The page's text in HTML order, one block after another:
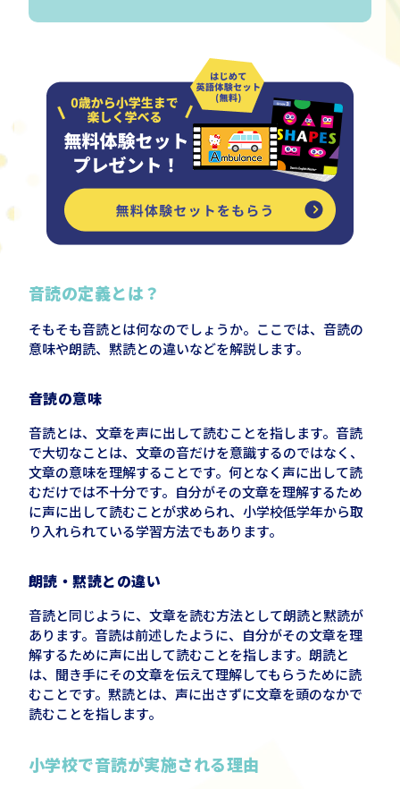
音読の定義とは？
そもそも音読とは何なのでしょうか。ここでは、音読の
意味や朗読、黙読との違いなどを解説します。
音読の意味
音読とは、文章を声に出して読むことを指します。音読
で大切なことは、文章の音だけを意識するのではなく、
文章の意味を理解することです。何となく声に出して読
むだけでは不十分です。自分がその文章を理解するため
に声に出して読むことが求められ、小学校低学年から取
り入れられている学習方法でもあります。
朗読・黙読との違い
音読と同じように、文章を読む方法として朗読と黙読が
あります。音読は前述したように、自分がその文章を理
解するために声に出して読むことを指します。朗読と
は、聞き手にその文章を伝えて理解してもらうために読
むことです。黙読とは、声に出さずに文章を頭のなかで
読むことを指します。
小学校で音読が実施される理由